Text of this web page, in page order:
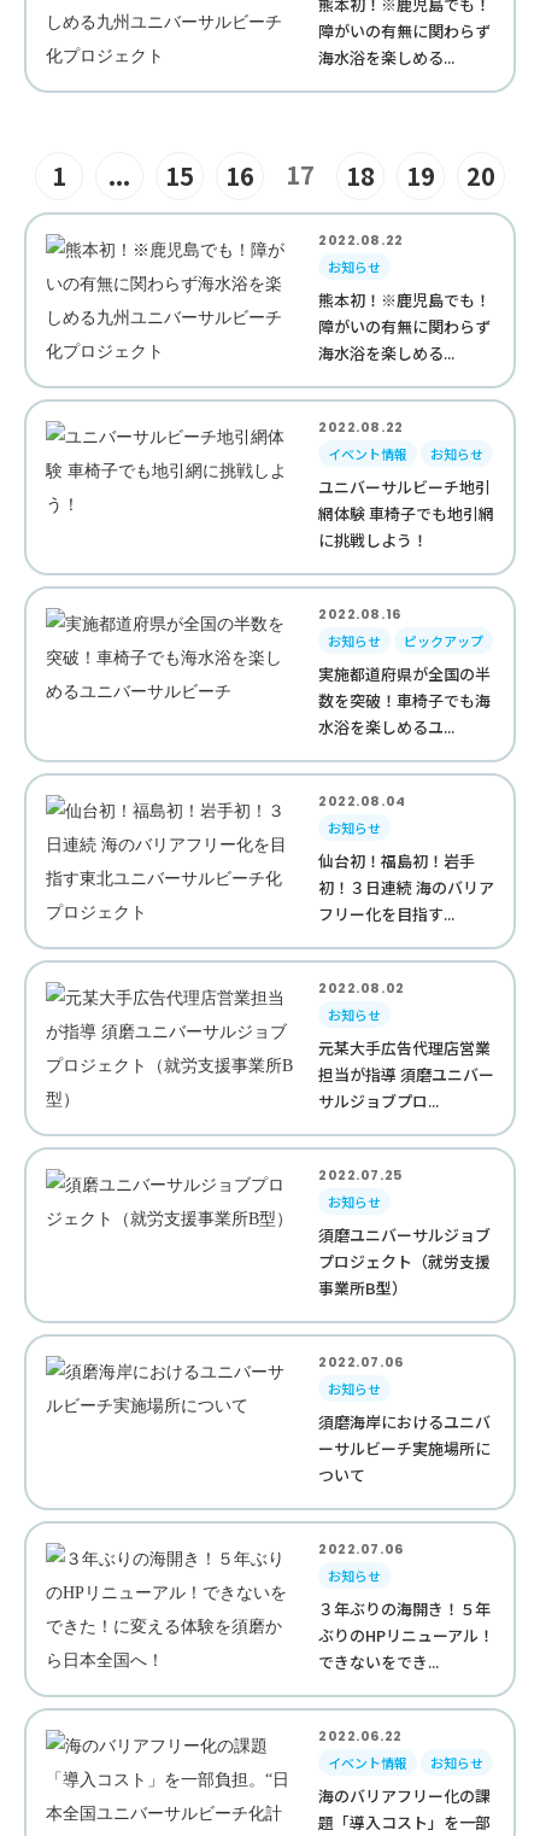
障がいの有無に関わらず
海水浴を楽しめる...
1 ... 15 16 17 18 19 20
2022.08.22
お知らせ
熊本初！※鹿児島でも！
障がいの有無に関わらず
海水浴を楽しめる...
2022.08.22
イベント情報
お知らせ
ユニバーサルビーチ地引
網体験 車椅子でも地引網
に挑戦しよう！
2022.08.16
お知らせ
ピックアップ
実施都道府県が全国の半
数を突破！車椅子でも海
水浴を楽しめるユ...
2022.08.04
お知らせ
仙台初！福島初！岩手
初！３日連続 海のバリア
フリー化を目指す...
2022.08.02
お知らせ
元某大手広告代理店営業
担当が指導 須磨ユニバー
サルジョブプロ...
2022.07.25
お知らせ
須磨ユニバーサルジョブ
プロジェクト（就労支援
事業所B型）
2022.07.06
お知らせ
須磨海岸におけるユニバ
ーサルビーチ実施場所に
ついて
2022.07.06
お知らせ
３年ぶりの海開き！５年
ぶりのHPリニューアル！
できないをでき...
2022.06.22
イベント情報
お知らせ
海のバリアフリー化の課
題「導入コスト」を一部